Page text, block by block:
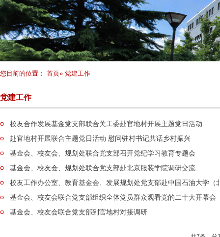
您目前的位置： 首页» 党建工作
党建工作
校友合作发展基金党支部联合关工委赴官地村开展主题党日活动
赴官地村开展联合主题党日活动 慰问驻村书记共话乡村振兴
基金会、校友会、规划处联合党支部召开党纪学习教育专题会
基金会、校友会、规划处联合党支部赴北京服装学院调研交流
校友工作办公室、教育基金会、发展规划处党支部赴中国石油大学（
基金会、校友会联合党支部组织全体党员群众观看党的二十大开幕会
基金会、校友会联合党支部到官地村对接调研